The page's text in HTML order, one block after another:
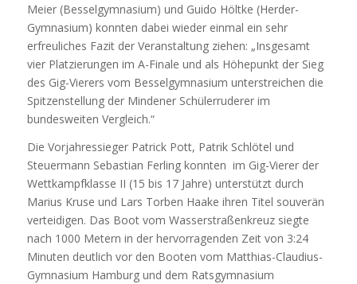
Meier (Besselgymnasium) und Guido Höltke (Herder-
Gymnasium) konnten dabei wieder einmal ein sehr
erfreuliches Fazit der Veranstaltung ziehen: „Insgesamt
vier Platzierungen im A-Finale und als Höhepunkt der Sieg
des Gig-Vierers vom Besselgymnasium unterstreichen die
Spitzenstellung der Mindener Schülerruderer im
bundesweiten Vergleich.“
Die Vorjahressieger Patrick Pott, Patrik Schlötel und
Steuermann Sebastian Ferling konnten im Gig-Vierer der
Wettkampfklasse II (15 bis 17 Jahre) unterstützt durch
Marius Kruse und Lars Torben Haake ihren Titel souverän
verteidigen. Das Boot vom Wasserstraßenkreuz siegte
nach 1000 Metern in der hervorragenden Zeit von 3:24
Minuten deutlich vor den Booten vom Matthias-Claudius-
Gymnasium Hamburg und dem Ratsgymnasium